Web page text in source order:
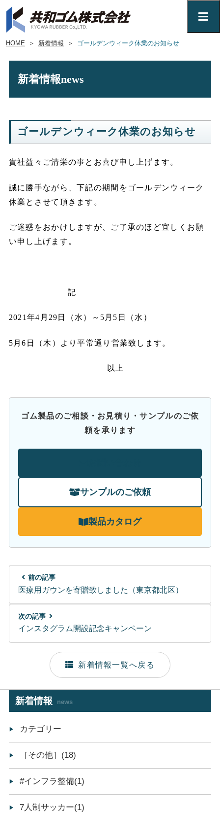
HOME ＞ 新着情報 ＞ ゴールデンウィーク休業のお知らせ
新着情報news
ゴールデンウィーク休業のお知らせ
貴社益々ご清栄の事とお喜び申し上げます。
誠に勝手ながら、下記の期間をゴールデンウィーク
休業とさせて頂きます。
ご迷惑をおかけしますが、ご了承のほど宜しくお願
い申し上げます。
記
2021年4月29日（水）～5月5日（水）
5月6日（木）より平常通り営業致します。
以上
ゴム製品のご相談・お見積り・サンプルのご依
頼を承ります
サンプルのご依頼
製品カタログ
前の記事
医療用ガウンを寄贈致しました（東京都北区）
次の記事
インスタグラム開設記念キャンペーン
新着情報一覧へ戻る
新着情報 news
カテゴリー
［その他］(18)
#インフラ整備(1)
7人制サッカー(1)